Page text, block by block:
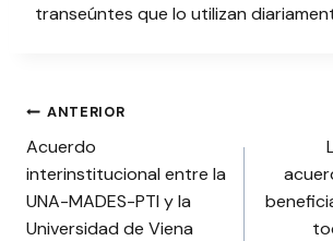
transeúntes que lo utilizan
Navegación
de
entradas
ANTERIOR
Acuerdo
interinstitucional entre la
UNA-MADES-PTI y la
Universidad de Viena